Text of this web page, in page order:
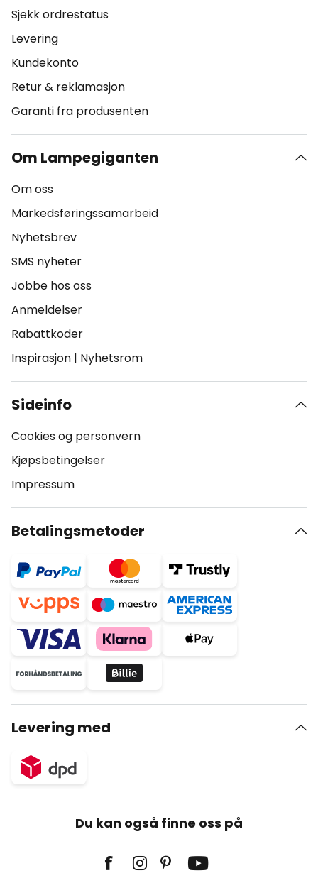
Sjekk ordrestatus
Levering
Kundekonto
Retur & reklamasjon
Garanti fra produsenten
Om Lampegiganten
Om oss
Markedsføringssamarbeid
Nyhetsbrev
SMS nyheter
Jobbe hos oss
Anmeldelser
Rabattkoder
Inspirasjon | Nyhetsrom
Sideinfo
Cookies og personvern
Kjøpsbetingelser
Impressum
Betalingsmetoder
Levering med
Du kan også finne oss på